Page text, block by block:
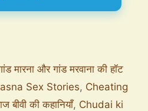
मारना और गांड मरवाना की हॉट
Sex Stories, Cheating
की कहानियाँ, Chudai ki